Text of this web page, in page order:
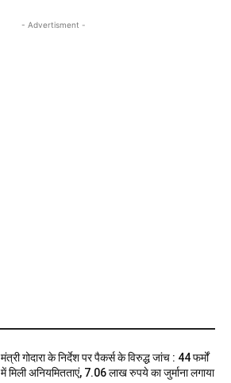
- Advertisment -
मंत्री गोदारा के निर्देश पर पैकर्स के विरुद्ध जांच : 44 फर्मों
में मिली अनियमितताएं, 7.06 लाख रुपये का जुर्माना लगाया